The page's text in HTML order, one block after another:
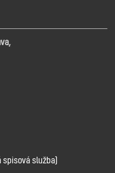
služba)